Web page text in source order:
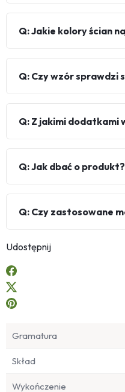
Q: Jakie kolory ścian
Q: Czy wzór sprawdzi
Q: Z jakimi dodatkami
Q: Jak dbać o produkt?
Q: Czy zastosowane
Udostępnij
Gramatura
Skład
Wykończenie